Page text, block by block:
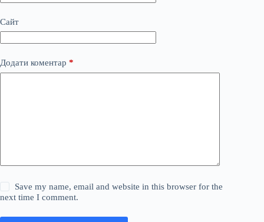
Сайт
Додати коментар *
Save my name, email and website in this browser for the
next time I comment.